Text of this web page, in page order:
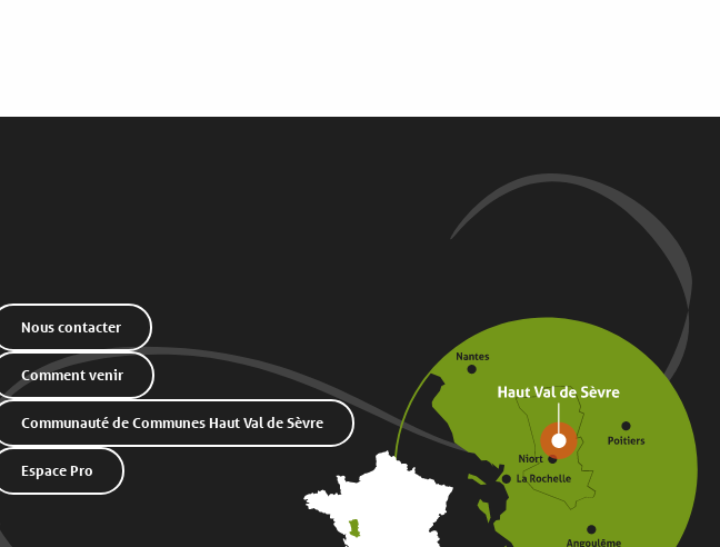
Nous contacter
Comment venir
Communauté de Communes Haut Val de Sèvre
Espace Pro